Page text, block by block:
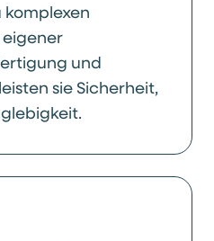
komplexen
und
sie Sicherheit,